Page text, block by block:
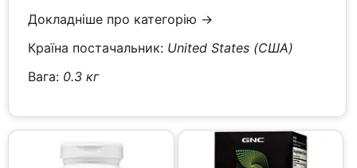
Докладніше про категорію →
Країна постачальник: United States (США)
Вага: 0.3 кг